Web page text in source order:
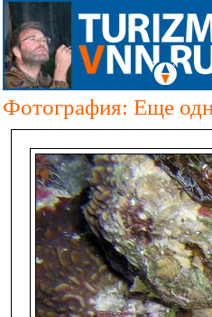
Фотография: Еще